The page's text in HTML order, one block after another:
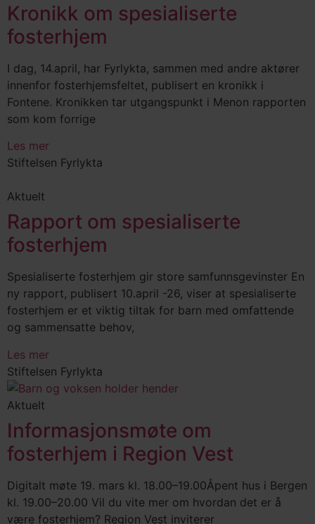
Kronikk om spesialiserte
fosterhjem
I dag, 14.april, har Fyrlykta, sammen med andre aktører
innenfor fosterhjemsfeltet, publisert en kronikk i
Fontene. Kronikken tar utgangspunkt i Menon rapporten
som kom forrige
Les mer
Stiftelsen Fyrlykta
Aktuelt
Rapport om spesialiserte
fosterhjem
Spesialiserte fosterhjem gir store samfunnsgevinster En
ny rapport, publisert 10.april -26, viser at spesialiserte
fosterhjem er et viktig tiltak for barn med omfattende
og sammensatte behov,
Les mer
Stiftelsen Fyrlykta
Aktuelt
Informasjonsmøte om
fosterhjem i Region Vest
Digitalt møte 19. mars kl. 18.00–19.00Åpent hus i Bergen
kl. 19.00–20.00 Vil du vite mer om hvordan det er å
være fosterhjem? Region Vest inviterer